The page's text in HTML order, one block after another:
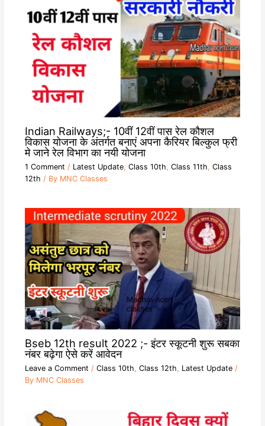
Indian Railways;- 10वीं 12वीं पास रेल कौशल
विकास योजना के अंतर्गत बनाएं अपना कैरियर बिल्कुल फ्री
मे जाने रेल विभाग का नयी योजना
1 Comment / Latest Update, Class 10th, Class 11th, Class
12th / By MNC Classes
Bseb 12th result 2022 ;- इंटर स्कूटनी शुरू सबका
नंबर बढ़ेगा ऐसे करें आवेदन
Leave a Comment / Class 10th, Class 12th, Latest Update/
By MNC Classes